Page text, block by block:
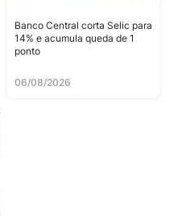
Banco Central corta Selic para
14% e acumula queda de 1
ponto
06/08/2026